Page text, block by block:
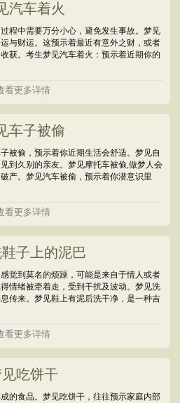
汽车着火
程中需要万分小心，避免发生事故。梦见
与财运。这预示着最近有意外之财，或者
获。考生梦见汽车着火：预示着近期你的
看更多详情
车子被偷
被偷，预示着你近期生活会舒适。梦见自
到久别的亲友。梦见摩托车被偷,做梦人会
产。梦见汽车被偷，预示着你潜意识里
看更多详情
子上的泥巴
觉到莫名的烦躁，可能是来自于情人或者
情绪被牵着走，受到干扰及波动。梦见洗
传来。梦见鞋上有泥后洗干净，是一种吉
看更多详情
吃饼干
的食品。梦见吃饼干，往往预示家庭内部